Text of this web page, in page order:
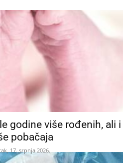
godine više rođenih, ali i
pobačaja
17. srpnja 2026.